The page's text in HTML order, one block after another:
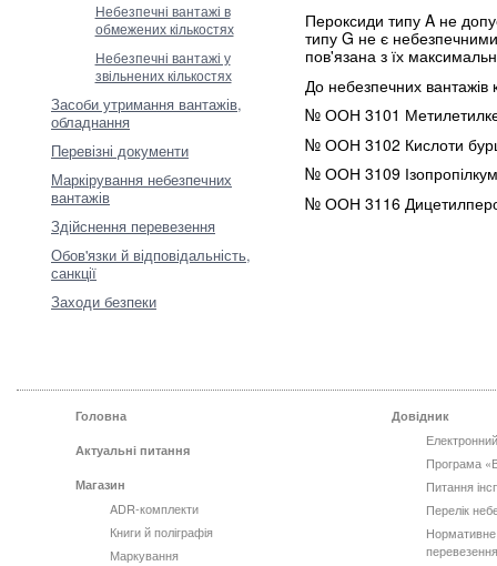
Небезпечні вантажі в
обмежених кількостях
Небезпечні вантажі у
звільнених кількостях
Засоби утримання вантажів,
обладнання
Перевізні документи
Маркірування небезпечних
вантажів
Здійснення перевезення
Обов'язки й відповідальність,
санкції
Заходи безпеки
Пероксиди типу A не
типу G не є
пов'язана з їх
До небезпечних вантажів
№ ООН 3101
№ ООН 3102 Кислоти
№ ООН 3109
№ ООН 3116
Головна
Актуальні питання
Магазин
ADR-комплекти
Книги й поліграфія
Маркування
Довідник
Програма
Питання
Перелік